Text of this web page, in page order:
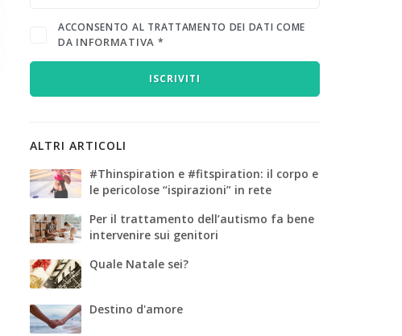
ACCONSENTO AL TRATTAMENTO DEI DATI COME
DA INFORMATIVA *
ISCRIVITI
ALTRI ARTICOLI
#Thinspiration e #fitspiration: il corpo e
le pericolose “ispirazioni” in rete
Per il trattamento dell’autismo fa bene
intervenire sui genitori
Quale Natale sei?
Destino d'amore